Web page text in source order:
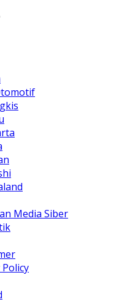
Media Siber
Policy